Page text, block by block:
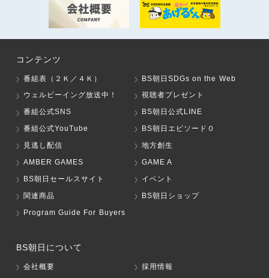
コンテンツ
番組表（２Ｋ／４Ｋ）
BS朝日SDGs on the Web
ウェルビーイング放送中！
視聴者プレゼント
番組公式SNS
BS朝日公式LINE
番組公式YouTube
BS朝日エピソード０
見逃し配信
地方創生
AMBER GAMES
GAME A
BS朝日セールスサイト
イベント
関連商品
BS朝日ショップ
Program Guide For Buyers
BS朝日について
会社概要
採用情報